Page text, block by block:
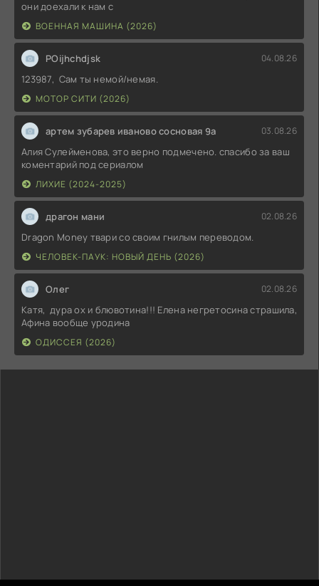
они доехали к нам с
ВОЕННАЯ МАШИНА (2026)
POijhchdjsk 04.08.26
123987, Сам ты немой/немая.
МОТОР СИТИ (2026)
артем зубарев иваново сосновая 9а 03.08.26
Алия Сулейменова, это верно подмечено. спасибо за ваш
коментарий под сериалом
ЛИХИЕ (2024-2025)
драгон мани 02.08.26
Dragon Money твари со своим гнилым переводом.
ЧЕЛОВЕК-ПАУК: НОВЫЙ ДЕНЬ (2026)
Олег 02.08.26
Катя, дура ох и блювотина!!! Елена негретосина страшила,
Афина вообще уродина
ОДИССЕЯ (2026)